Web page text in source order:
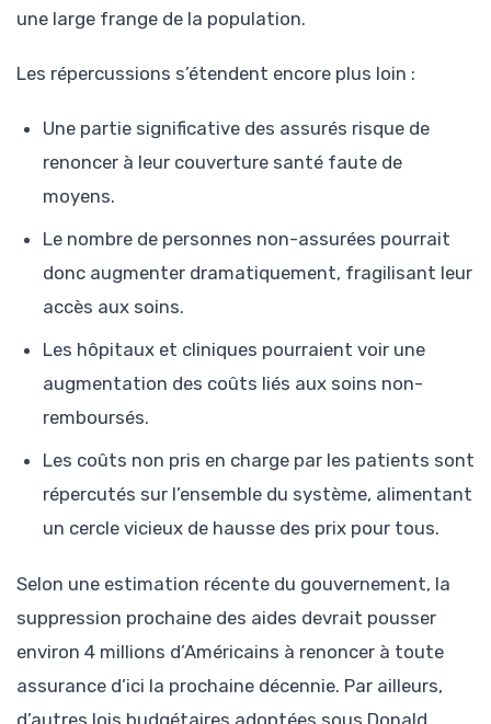
une large frange de la population.
Les répercussions s’étendent encore plus loin :
Une partie significative des assurés risque de
renoncer à leur couverture santé faute de
moyens.
Le nombre de personnes non-assurées pourrait
donc augmenter dramatiquement, fragilisant leur
accès aux soins.
Les hôpitaux et cliniques pourraient voir une
augmentation des coûts liés aux soins non-
remboursés.
Les coûts non pris en charge par les patients sont
répercutés sur l’ensemble du système, alimentant
un cercle vicieux de hausse des prix pour tous.
Selon une estimation récente du gouvernement, la
suppression prochaine des aides devrait pousser
environ 4 millions d’Américains à renoncer à toute
assurance d’ici la prochaine décennie. Par ailleurs,
d’autres lois budgétaires adoptées sous Donald